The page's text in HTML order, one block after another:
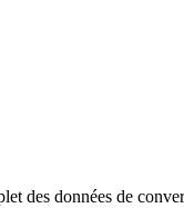
des données de